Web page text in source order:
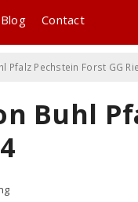
Contact
Pfalz Pechstein Forst GG
Buhl